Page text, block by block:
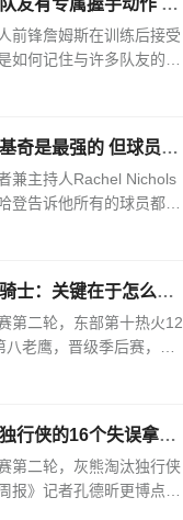
友有专属握手动作 我
住的
前锋詹姆斯在训练后接受
如何记住与许多队友的专
说：“这不是赢得的东
奇是最强的 但球员们
兼主持人Rachel Nichols
登告诉他所有的球员都希
“快船去丹佛之前，我和
士：关键在于怎么在
第二轮，东部第十热火12
老鹰，晋级季后赛，将
赛后中锋阿德巴约接受采
行侠的16个失误拿了
成英雄
第二轮，灰熊淘汰独行侠
报》记者孔德昕更博点评
为英雄，浓眉40分拼到